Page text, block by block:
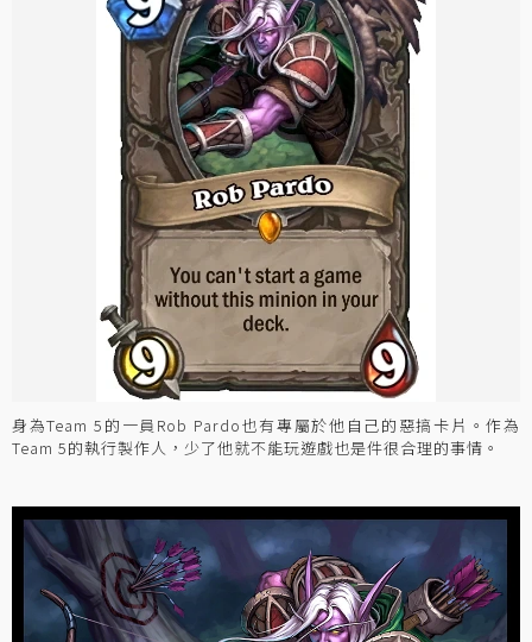
身為Team 5的一員Rob Pardo也有專屬於他自己的惡搞卡片。作為
Team 5的執行製作人，少了他就不能玩遊戲也是件很合理的事情。